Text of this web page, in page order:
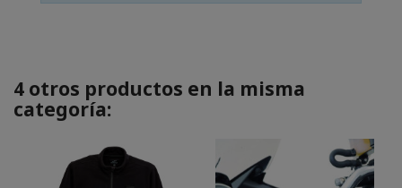
4 otros productos en la misma
categoría: